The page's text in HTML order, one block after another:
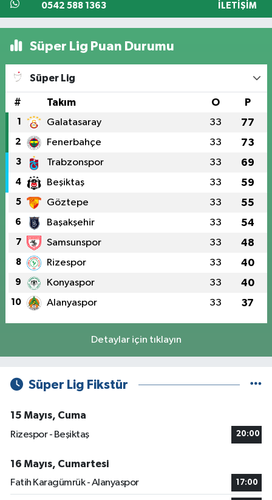
0542 588 1363 İLETIŞIM
Süper Lig Puan Durumu
Süper Lig
# Takım O P
1 Galatasaray 33 77
2 Fenerbahçe 33 73
3 Trabzonspor 33 69
4 Beşiktaş 33 59
5 Göztepe 33 55
6 Başakşehir 33 54
7 Samsunspor 33 48
8 Rizespor 33 40
9 Konyaspor 33 40
10 Alanyaspor 33 37
Detaylar için tıklayın
Süper Lig Fikstür
15 Mayıs, Cuma
Rizespor - Beşiktaş
20:00
16 Mayıs, Cumartesi
Fatih Karagümrük - Alanyaspor
17:00